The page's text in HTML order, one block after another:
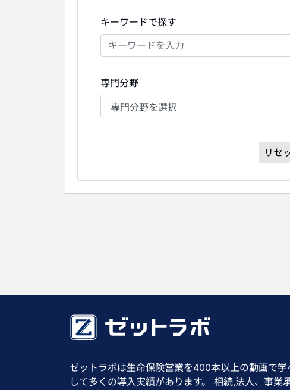
キーワードで探す
専門分野
リセ
ゼットラボは生命保険営業を400本以上の動画で
して多くの導入実績があります。 相続,法人、事業